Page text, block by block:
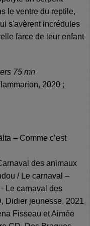
le ventre du reptile,
s'avèrent incrédules
farce de leur enfant
75 mn
2020 ;
– Comme c’est
des animaux
/ Le carnaval –
Le carnaval des
Didier jeunesse, 2021
Fisseau et Aimée